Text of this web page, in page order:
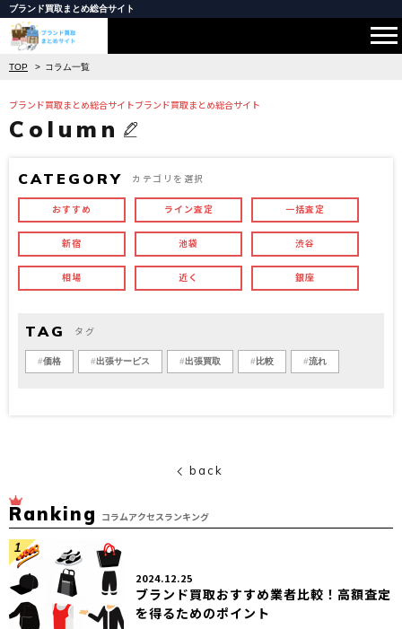
ブランド買取まとめ総合サイト
TOP コラム一覧
ブランド買取まとめ総合サイトブランド買取まとめ総合サイト
Column
CATEGORY カテゴリを選択
おすすめ ライン査定 一括査定
新宿 池袋 渋谷
相場 近く 銀座
TAG タグ
価格 出張サービス 出張買取 比較 流れ
back
Ranking コラムアクセスランキング
2024.12.25
ブランド買取おすすめ業者比較！高額査定
を得るためのポイント